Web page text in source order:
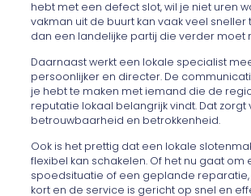
hebt met een defect slot, wil je niet uren
vakman uit de buurt kan vaak veel sneller
dan een landelijke partij die verder moet
Daarnaast werkt een lokale specialist
persoonlijker en directer. De
je hebt te maken met iemand die de
reputatie lokaal belangrijk vindt. Dat zorgt
betrouwbaarheid en betrokkenheid.
Ook is het prettig dat een lokale
flexibel kan schakelen. Of het nu gaat om
spoedsituatie of een geplande reparatie,
kort en de service is gericht op snel en